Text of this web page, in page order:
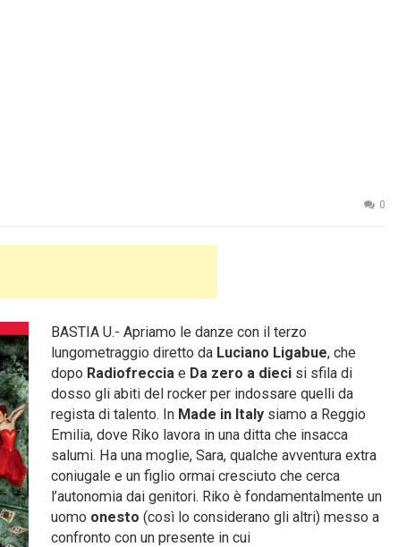
0
BASTIA U.- Apriamo le danze con il terzo
lungometraggio diretto daLuciano Ligabue, che
dopoRadiofrecciaeDa zero a diecisi sfila di
dosso gli abiti del rocker per indossare quelli da
regista di talento. InMade in Italysiamo a Reggio
Emilia, dove Riko lavora in una ditta che insacca
salumi. Ha una moglie, Sara, qualche avventura extra
coniugale e un figlio ormai cresciuto che cerca
l’autonomia dai genitori. Riko è fondamentalmente un
uomoonesto (così lo considerano gli altri) messo a
confronto con un presente in cui